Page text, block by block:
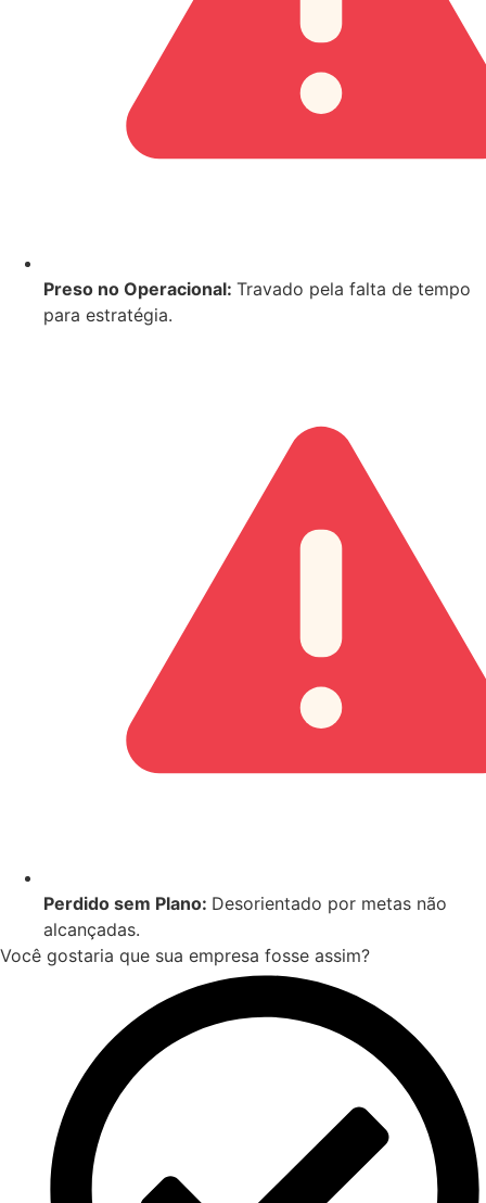
Preso no Operacional: Travado pela falta de tempo
para estratégia.
Perdido sem Plano: Desorientado por metas não
alcançadas.
Você gostaria que sua empresa fosse assim?